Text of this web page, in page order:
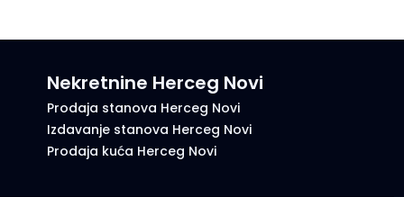
Nekretnine Herceg Novi
Prodaja stanova Herceg Novi
Izdavanje stanova Herceg Novi
Prodaja kuća Herceg Novi